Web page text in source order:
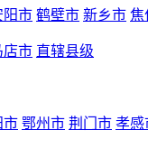
阳市 鹤壁市 新乡市 焦
店市 直辖县级
市 鄂州市 荆门市 孝感